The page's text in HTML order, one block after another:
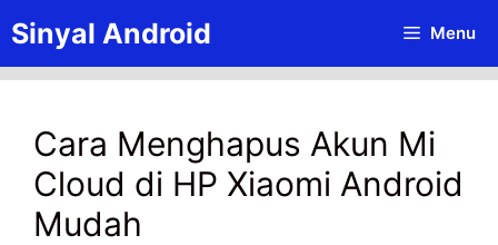
to
content
Sinyal Android Menu
Cara Menghapus Akun Mi
Cloud di HP Xiaomi Android
Mudah